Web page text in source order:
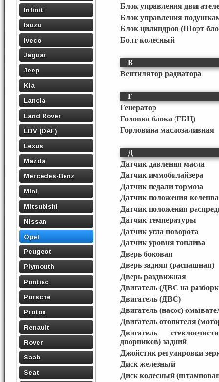
Infiniti
Isuzu
Iveco
Jaguar
Jeep
Kia
Lancia
Land Rover
LDV (DAF)
Lexus
Mazda
Mercedes-Benz
Mini
Mitsubishi
Nissan
Opel
Peugeot
Plymouth
Pontiac
Porsche
Proton
Renault
Rover
Saab
Seat
Блок управления
Блок управления
Блок цилиндров (Шорт
Болт колесный
В
Вентилятор радиатора
Г
Генератор
Головка блока (ГБЦ)
Горловина маслозаливная
Д
Датчик давления масла
Датчик иммобилайзера
Датчик педали тормоза
Датчик положения
Датчик положения
Датчик температуры
Датчик угла поворота
Датчик уровня топлива
Дверь боковая
Дверь задняя (распашная)
Дверь раздвижная
Двигатель (ДВС на
Двигатель (ДВС)
Двигатель (насос)
Двигатель отопителя
Двигатель
дворников) задний
Джойстик регулировки
Диск железный
Диск колесный